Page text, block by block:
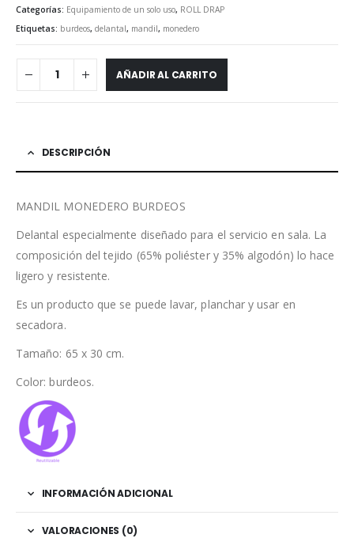
Categorías: Equipamiento de un solo uso, ROLL DRAP
Etiquetas: burdeos, delantal, mandil, monedero
AÑADIR AL CARRITO
DESCRIPCIÓN
MANDIL MONEDERO BURDEOS
Delantal especialmente diseñado para el servicio en sala. La
composición del tejido (65% poliéster y 35% algodón) lo hace
ligero y resistente.
Es un producto que se puede lavar, planchar y usar en
secadora.
Tamaño: 65 x 30 cm.
Color: burdeos.
INFORMACIÓN ADICIONAL
VALORACIONES (0)